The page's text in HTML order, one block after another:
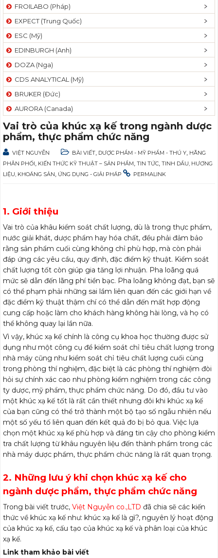
FROILABO (Pháp)
EXPECT (Trung Quốc)
ESC (Mỹ)
EDINBURGH (Anh)
DOZA (Nga)
CDS ANALYTICAL (Mỹ)
BRUKER (Đức)
AURORA (Canada)
Vai trò của khúc xạ kế trong ngành dược
phẩm, thực phẩm chức năng
VIỆT NGUYỄN BÀI VIẾT DƯỢC PHẨM - MỸ PHẨM - THÚ Y HÃNG
PHÂN PHỐI KIẾN THỨC KỸ THUẬT – SẢN PHẨM TIN TỨC TINH DẦU, HƯƠNG
LIỆU, KHOÁNG SẢN ỨNG DỤNG - GIẢI PHÁP PERMALINK
1. Giới thiệu
Vai trò của khâu kiểm soát chất lượng, dù là trong thực phẩm,
nước giải khát, dược phẩm hay hóa chất, đều phải đảm bảo
rằng sản phẩm cuối cùng không chỉ phù hợp, mà còn phải
đáp ứng các yêu cầu, quy định, đặc điểm kỹ thuật. Kiểm soát
chất lượng tốt còn giúp gia tăng lợi nhuận. Pha loãng quá
mức sẽ dẫn đến lãng phí tiền bạc. Pha loãng không đạt, bạn sẽ
có thể phạm phải những sai lầm liên quan đến các giới hạn về
đặc điểm kỹ thuật thậm chí có thể dẫn đến mất hợp động
cung cấp hoặc làm cho khách hàng không hài lòng, và họ có
thể không quay lại lần nữa.
Vì vậy, khúc xạ kế chính là công cụ khoa học thường được sử
dụng như một công cụ để kiểm soát chỉ tiêu chất lượng trong
nhà máy cũng như kiểm soát chỉ tiêu chất lượng cuối cùng
trong phòng thí nghiệm, đặc biệt là các phòng thí nghiệm đòi
hỏi sự chính xác cao như phòng kiểm nghiệm trong các công
ty dược, mỹ phẩm, thực phẩm chức năng. Do đó, đầu tư vào
một khúc xạ kế tốt là rất cần thiết nhưng đôi khi khúc xạ kế
của bạn cũng có thể trở thành một bộ tạo số ngẫu nhiên nếu
một số yếu tố liên quan đến kết quả đo bị bỏ qua. Việc lựa
chọn một khúc xạ kế phù hợp và đáng tin cậy cho phòng kiểm
tra chất lượng từ khâu nguyên liệu đến thành phẩm trong các
nhà máy dược phẩm, thực phẩm chức năng là rất quan trọng.
2. Những lưu ý khi chọn khúc xạ kế cho
ngành dược phẩm, thực phẩm chức năng
Trong bài viết trước, Việt Nguyễn co.,LTD đã chia sẽ các kiến
thức về khúc xạ kế như: khúc xạ kế là gì?, nguyên lý hoạt động
của khúc xạ kế, cấu tạo của khúc xạ kế và phân loại của khúc
xạ kế.
Link tham khảo bài viết